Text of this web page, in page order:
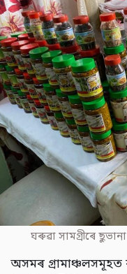
ঘৰুৱা সামগ্ৰীৰে
অসমৰ